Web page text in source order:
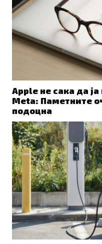
Apple не сака да
Meta: Паметните
подоцна